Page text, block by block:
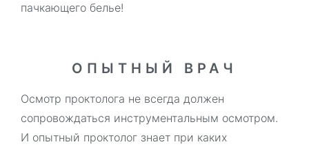
пачкающего белье!
ОПЫТНЫЙ ВРАЧ
Осмотр проктолога не всегда должен
сопровождаться инструментальным осмотром.
И опытный проктолог знает при каких